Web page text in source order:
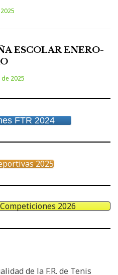
ESCOLAR ENERO-
2025
FTR 2024
2025
2026
de la F.R. de Tenis